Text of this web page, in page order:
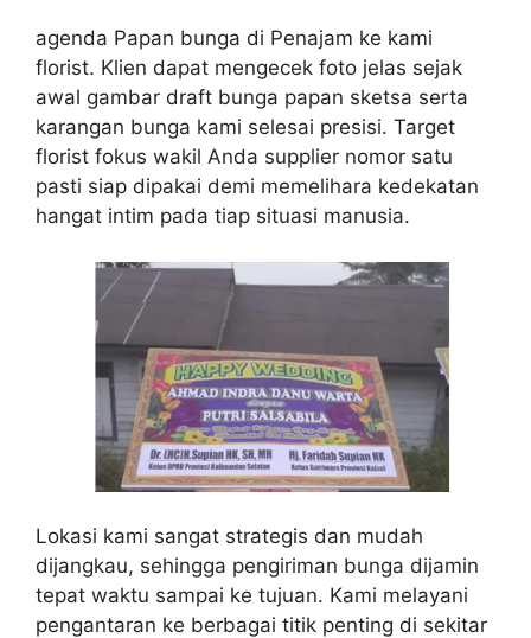
agenda Papan bunga di Penajam ke kami
florist. Klien dapat mengecek foto jelas sejak
awal gambar draft bunga papan sketsa serta
karangan bunga kami selesai presisi. Target
florist fokus wakil Anda supplier nomor satu
pasti siap dipakai demi memelihara kedekatan
hangat intim pada tiap situasi manusia.
Lokasi kami sangat strategis dan mudah
dijangkau, sehingga pengiriman bunga dijamin
tepat waktu sampai ke tujuan. Kami melayani
pengantaran ke berbagai titik penting di sekitar